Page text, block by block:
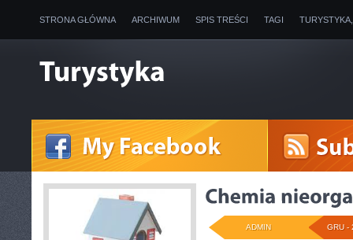
STRONA GŁÓWNA ARCHIWUM SPIS TREŚCI TAGI
GRU -
ADMIN